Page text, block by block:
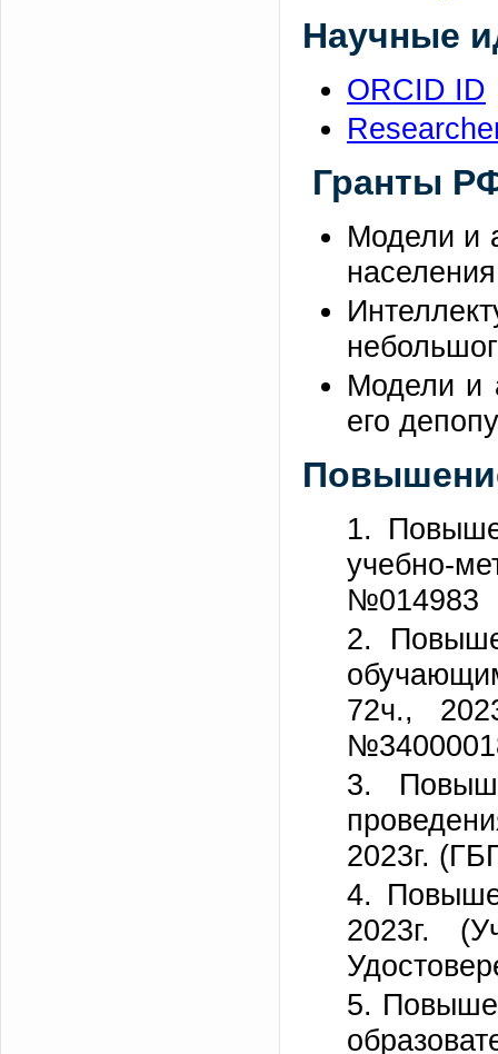
Научные
ORCID ID
Гранты
Модели и
Модели и
его
1.
учебно-
№014983
2.
72ч.,
3.
2023г.
4.
2023г.
5.